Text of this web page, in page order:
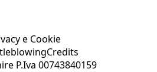
e Cookie
Credits
P.Iva 00743840159